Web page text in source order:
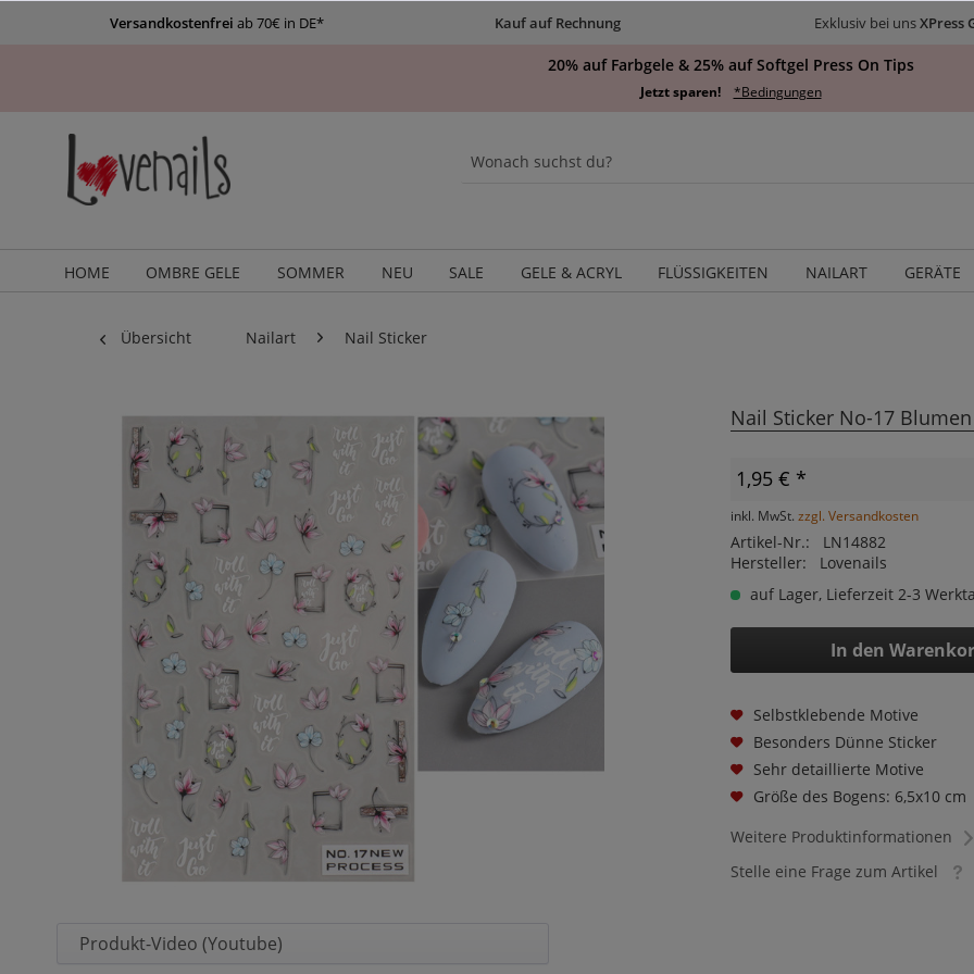
Versandkostenfrei ab 70€ in DE* Kauf auf Rechnung Exklusiv bei unsXPress
20% auf Farbgele & 25% auf Softgel Press On Tips
Jetzt sparen! *Bedingungen
HOME OMBRE GELE SOMMER NEU SALE GELE & ACRYL FLÜSSIGKEITEN NAILART GERÄTE
Übersicht Nailart Nail Sticker
Produkt-Video (Youtube)
Nail Sticker No-17 Blumen
1,95 € *
inkl. MwSt. zzgl. Versandkosten
Artikel-Nr.:
LN14882
Hersteller:
Lovenails
auf Lager, Lieferzeit 2-3
In den
Selbstklebende Motive
Besonders Dünne Sticker
Sehr detaillierte Motive
Größe des Bogens: 6,5x10 cm
Weitere Produktinformationen
Stelle eine Frage zum Artikel